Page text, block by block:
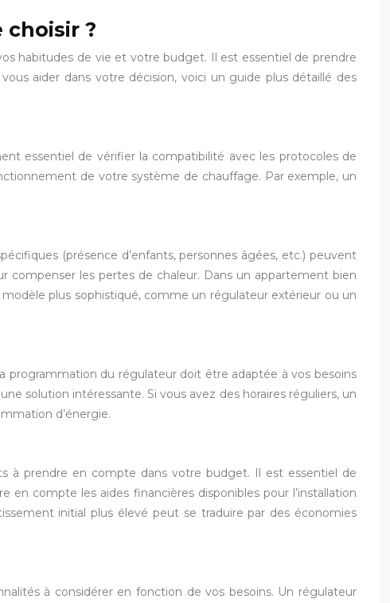
choisir ?
habitudes de vie et votre budget. Il est essentiel de prendre
aider dans votre décision, voici un guide plus détaillé des
essentiel de vérifier la compatibilité avec les protocoles de
de votre système de chauffage. Par exemple, un
(présence d’enfants, personnes âgées, etc.) peuvent
compenser les pertes de chaleur. Dans un appartement bien
plus sophistiqué, comme un régulateur extérieur ou un
programmation du régulateur doit être adaptée à vos besoins
solution intéressante. Si vous avez des horaires réguliers, un
d’énergie.
à prendre en compte dans votre budget. Il est essentiel de
compte les aides financières disponibles pour l’installation
initial plus élevé peut se traduire par des économies
à considérer en fonction de vos besoins. Un régulateur